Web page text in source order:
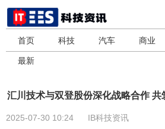
首页 科技 汽车 商业
最新
汇川技术与双登股份深化战略合作 共
2025-07-30 10:24 IB科技资讯